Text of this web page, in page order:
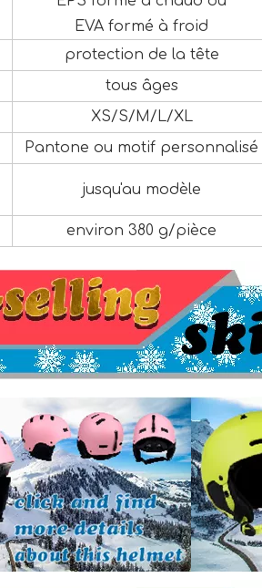
EVA formé à froid
protection de la tête
tous âges
XS/S/M/L/XL
Pantone ou motif personnalisé
jusqu'au modèle
environ 380 g/pièce